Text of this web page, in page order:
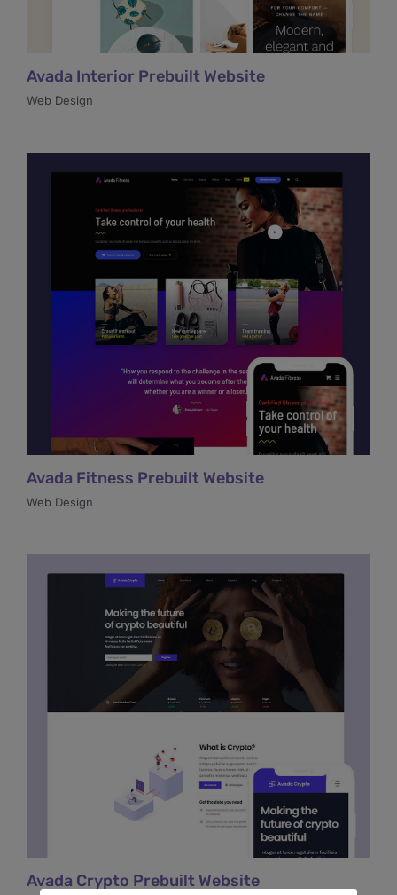
Avada Interior Prebuilt Website
Web Design
Avada Fitness Prebuilt Website
Web Design
Avada Crypto Prebuilt Website